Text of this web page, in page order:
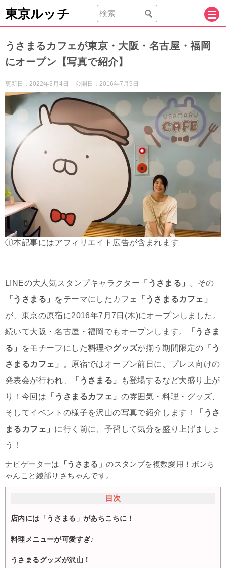
東京ルッチ
うさまるカフェが東京・大阪・名古屋・福岡
にオープン【写真で紹介】
更新日： 2022年3月4日 公開日： 2016年7月9日
ⓘ本記事にはアフィリエイト広告が含まれます
LINEの大人気スタンプキャラクター 「うさまる」
。その
「うさまる」 をテーマにしたカフェ
「うさまるカフェ」
が、東京の原宿に2016年7月7日(木)にオープンしました。
続いて大阪・名古屋・福岡でもオープンします。
「うさま
る」
をモチーフにした料理やグッズが揃う期間限定の 「う
さまるカフェ」
。原宿ではオープン前日に、プレス向けの
発表会が行われ、
「うさまる」
も登場するなど大盛り上が
り！今回は 「うさまるカフェ」 の雰囲気・料理・グッズ、
そしてイベントの様子を沢山の写真で紹介します！
「うさ
まるカフェ」 に行く前に、予習して気分を盛り上げましょ
う！
ナビゲーターは 「うさまる」のスタンプを複数愛用！ポンち
ゃんこと綾部りさちゃんです。
目次
店内には「うさまる」があちこちに！
料理メニューが可愛すぎ♪
うさまるグッズが沢山！